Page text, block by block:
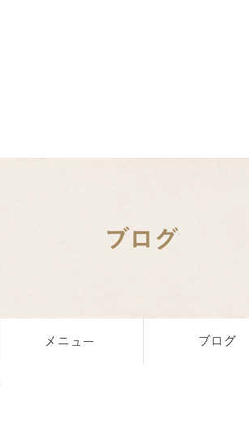
ブログ
メニュー ブログ